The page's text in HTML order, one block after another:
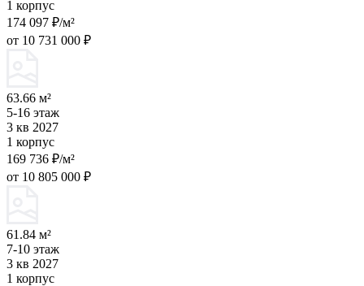
1 корпус
174 097 ₽/м²
от 10 731 000 ₽
63.66 м²
5-16 этаж
3 кв 2027
1 корпус
169 736 ₽/м²
от 10 805 000 ₽
61.84 м²
7-10 этаж
3 кв 2027
1 корпус